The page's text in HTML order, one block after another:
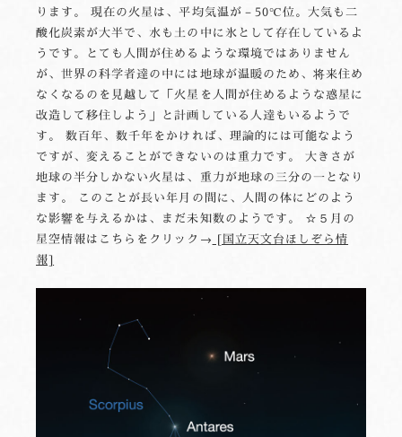
ります。 現在の火星は、平均気温が－50℃位。大気も二
酸化炭素が大半で、水も土の中に氷として存在しているよ
うです。とても人間が住めるような環境ではありません
が、世界の科学者達の中には地球が温暖のため、将来住め
なくなるのを見越して「火星を人間が住めるような惑星に
改造して移住しよう」と計画している人達もいるようで
す。 数百年、数千年をかければ、理論的には可能なよう
ですが、変えることができないのは重力です。 大きさが
地球の半分しかない火星は、重力が地球の三分の一となり
ます。 このことが長い年月の間に、人間の体にどのよう
な影響を与えるかは、まだ未知数のようです。 ☆５月の
星空情報はこちらをクリック→ [国立天文台ほしぞら情
報]